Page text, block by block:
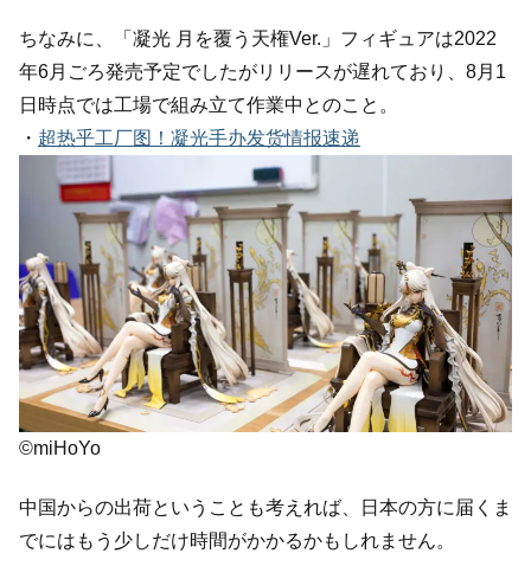
ちなみに、「凝光 月を覆う天権Ver.」フィギュアは2022
年6月ごろ発売予定でしたがリリースが遅れており、8月1
日時点では工場で組み立て作業中とのこと。
・ 超热乎工厂图！凝光手办发货情报速递
©miHoYo
中国からの出荷ということも考えれば、日本の方に届くま
でにはもう少しだけ時間がかかるかもしれません。